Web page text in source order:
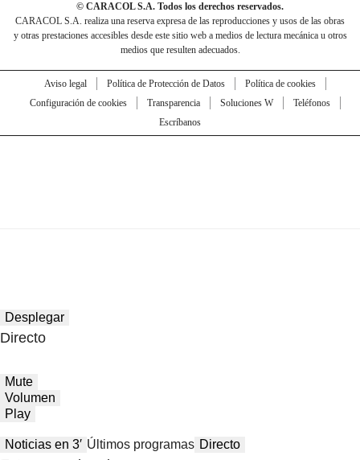
© CARACOL S.A. Todos los derechos reservados.
CARACOL S.A. realiza una reserva expresa de las reproducciones y usos de las obras
y otras prestaciones accesibles desde este sitio web a medios de lectura mecánica u otros
medios que resulten adecuados.
Aviso legal Política de Protección de Datos
Política de cookies
Configuración de cookies
Transparencia Soluciones W
Teléfonos
Escríbanos
Desplegar
Directo
Mute
Volumen
Play
Noticias en 3′ Últimos programas Directo